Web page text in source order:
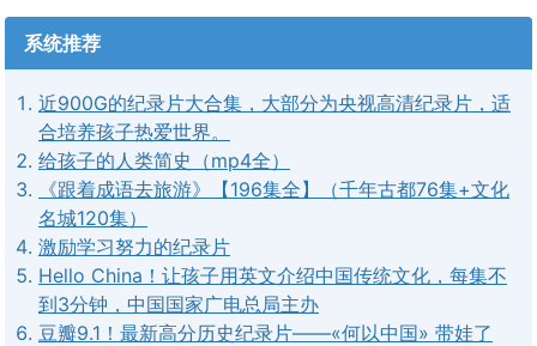
系统推荐
近900G的纪录片大合集，大部分为央视高清纪录片，适
合培养孩子热爱世界。
给孩子的人类简史（mp4全）
《跟着成语去旅游》【196集全】（千年古都76集+文化
名城120集）
激励学习努力的纪录片
Hello China！让孩子用英文介绍中国传统文化，每集不
到3分钟，中国国家广电总局主办
豆瓣9.1！最新高分历史纪录片——«何以中国» 带娃了